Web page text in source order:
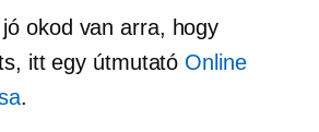
okod van arra, hogy
itt egy útmutató Online
.